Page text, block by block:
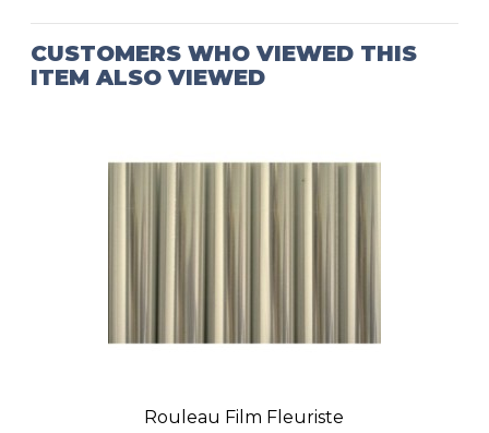
CUSTOMERS WHO VIEWED THIS
ITEM ALSO VIEWED
Rouleau Film Fleuriste